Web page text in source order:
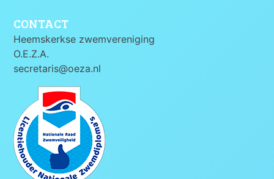
CONTACT
Heemskerkse zwemvereniging
O.E.Z.A.
secretaris@oeza.nl